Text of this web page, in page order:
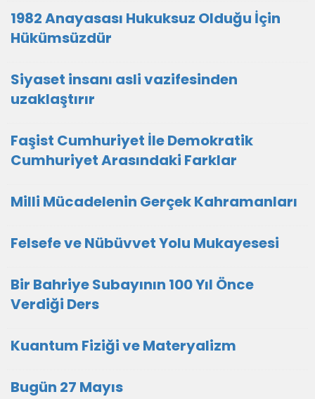
1982 Anayasası Hukuksuz Olduğu İçin
Hükümsüzdür
Siyaset insanı asli vazifesinden
uzaklaştırır
Faşist Cumhuriyet İle Demokratik
Cumhuriyet Arasındaki Farklar
Milli Mücadelenin Gerçek Kahramanları
Felsefe ve Nübüvvet Yolu Mukayesesi
Bir Bahriye Subayının 100 Yıl Önce
Verdiği Ders
Kuantum Fiziği ve Materyalizm
Bugün 27 Mayıs